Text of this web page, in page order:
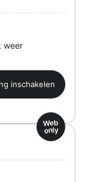
weer
Web
only